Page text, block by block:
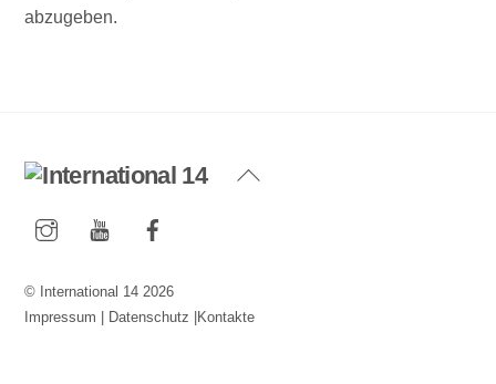
abzugeben.
Back
InstagramYouTube
© International 14 2026
Impressum
Datenschutz Kontakte